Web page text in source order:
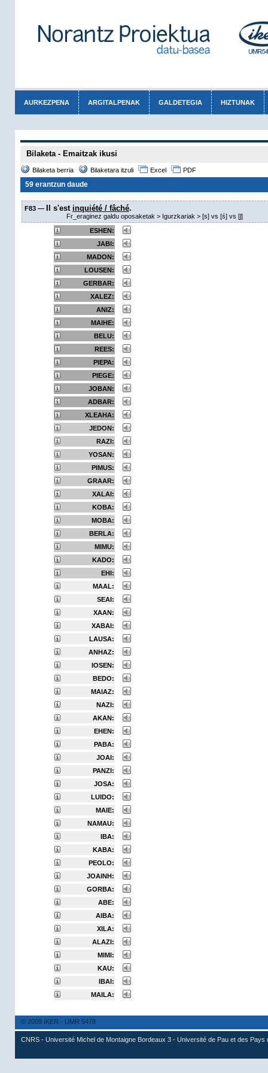
AURKEZPENA ARGITALPENAK GALDETEGIA HIZTUNAK
Bilaketa - Emaitzak ikusi
Bilaketa berria Bilaketara itzuli Excel PDF
59 erantzun daude
F83 — Il s'est inquiété / fâché.
Fr_eraginez galdu oposaketak > Igurzkariak > [s] vs [ś] vs [ʃ]
ESHEN:
JABI:
MADON:
LOUSEN:
GERBAR:
XALEZ:
ANIZ:
MAIHE:
BELU:
REES:
PIEPA:
PIEGE:
JOBAN:
ADBAR:
XLEAHA:
JEDON:
RAZI:
YOSAN:
PIMUS:
GRAAR:
XALAI:
KOBA:
MOBA:
BERLA:
MIMU:
KADO:
EHI:
MAAL:
SEAI:
XAAN:
XABAI:
LAUSA:
ANHAZ:
IOSEN:
BEDO:
MAIAZ:
NAZI:
AKAN:
EHEN:
PABA:
JOAI:
PANZI:
JOSA:
LUIDO:
MAIE:
NAMAU:
IBA:
KABA:
PEOLO:
JOAINH:
GORBA:
ABE:
AIBA:
XILA:
ALAZI:
MIMI:
KAU:
IBAI:
MAILA:
© 2009 IKER - UMR 5478
CNRS - Université Michel de Montaigne Bordeaux 3 - Université de Pau et des Pays